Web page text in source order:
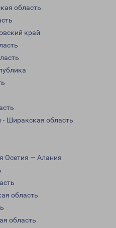
область
край
- Ширакская область
Осетия — Алания
область
область